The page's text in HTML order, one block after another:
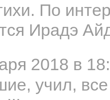
По
Ирадэ
2018 в
учил,